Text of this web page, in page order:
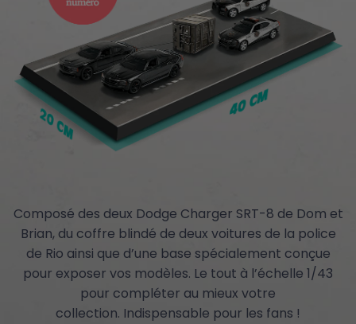
Composé des deux Dodge Charger SRT-8 de Dom et
Brian, du coffre blindé de deux voitures de la police
de Rio ainsi que d’une base spécialement conçue
pour exposer vos modèles. Le tout à l’échelle 1/43
pour compléter au mieux votre
collection. Indispensable pour les fans !